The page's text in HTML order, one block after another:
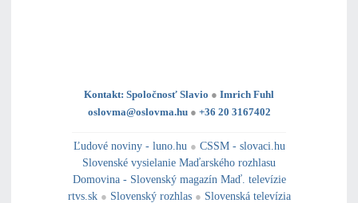
Kontakt: Spoločnosť Slavio ● Imrich Fuhl
oslovma@oslovma.hu ● +36 20 3167402
Ľudové noviny - luno.hu ● CSSM - slovaci.hu
Slovenské vysielanie Maďarského rozhlasu
Domovina - Slovenský magazín Maď. televízie
rtvs.sk ● Slovenský rozhlas ● Slovenská televízia